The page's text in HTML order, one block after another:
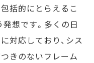
括的にとらえるこ
想です。多くの日
対応しており、シス
きのないフレーム